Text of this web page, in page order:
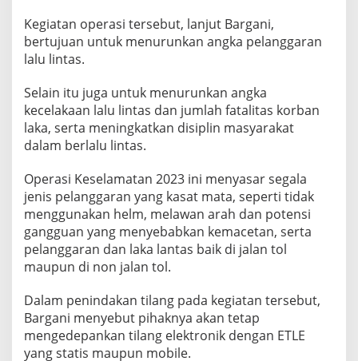
A
S
A
T
A
N
D
I
T
I
L
G
Kegiatan operasi tersebut, lanjut Bargani,
bertujuan untuk menurunkan angka pelanggaran
lalu lintas.
Selain itu juga untuk menurunkan angka
kecelakaan lalu lintas dan jumlah fatalitas korban
laka, serta meningkatkan disiplin masyarakat
dalam berlalu lintas.
Operasi Keselamatan 2023 ini menyasar segala
jenis pelanggaran yang kasat mata, seperti tidak
menggunakan helm, melawan arah dan potensi
gangguan yang menyebabkan kemacetan, serta
pelanggaran dan laka lantas baik di jalan tol
maupun di non jalan tol.
Dalam penindakan tilang pada kegiatan tersebut,
Bargani menyebut pihaknya akan tetap
mengedepankan tilang elektronik dengan ETLE
yang statis maupun mobile.